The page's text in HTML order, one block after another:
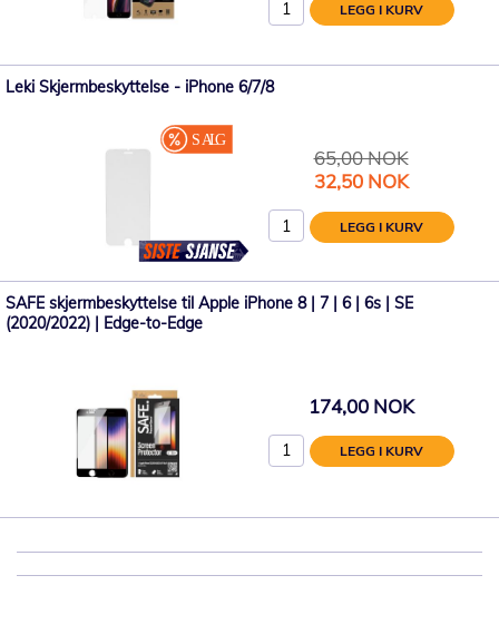
LEGG I KURV
Leki Skjermbeskyttelse - iPhone 6/7/8
65,00 NOK
Spesialpris
32,50 NOK
LEGG I KURV
SAFE skjermbeskyttelse til Apple iPhone 8 | 7 | 6 | 6s | SE
(2020/2022) | Edge-to-Edge
174,00 NOK
LEGG I KURV